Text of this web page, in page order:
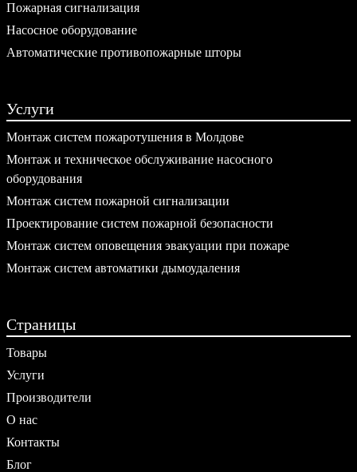
Пожарная сигнализация
Насосное оборудование
Автоматические противопожарные шторы
Услуги
Монтаж систем пожаротушения в Молдове
Монтаж и техническое обслуживание насосного
оборудования
Монтаж систем пожарной сигнализации
Проектирование систем пожарной безопасности
Монтаж систем оповещения эвакуации при пожаре
Монтаж систем автоматики дымоудаления
Страницы
Товары
Услуги
Производители
О нас
Контакты
Блог